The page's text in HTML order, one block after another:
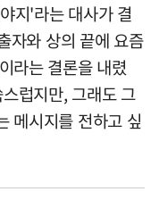
지'라는 대사가 결
자와 상의 끝에 요즘
라는 결론을 내렸
럽지만, 그래도 그
메시지를 전하고 싶